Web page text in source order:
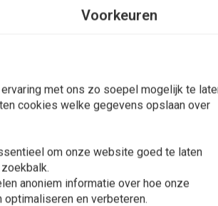
Voorkeuren
met ons zo soepel mogelijk te
cookies welke gegevens opslaan over
om onze website goed te laten
anoniem informatie over hoe onze
en verbeteren.